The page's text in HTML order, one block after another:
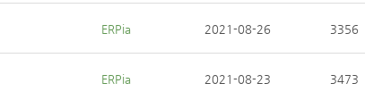
ERPia 2021-08-26 3356
ERPia 2021-08-23 3473